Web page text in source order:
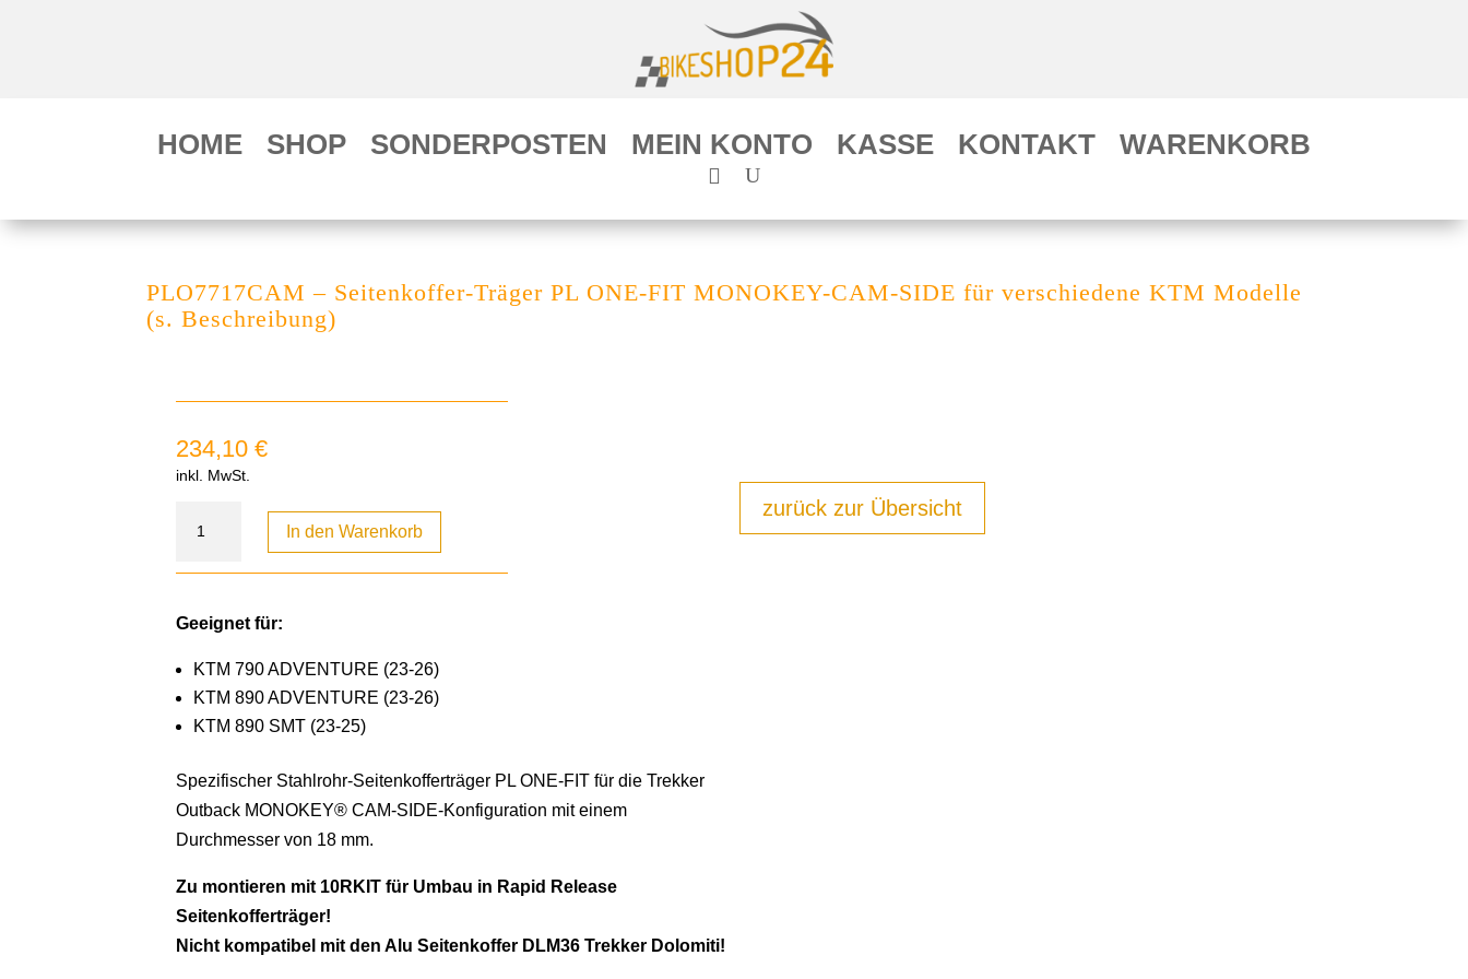
HOME SHOP SONDERPOSTEN MEIN KONTO KASSE KONTAKT WARENKORB
PLO7717CAM – Seitenkoffer-Träger PL ONE-FIT MONOKEY-CAM-SIDE für verschiedene KTM Modelle
(s. Beschreibung)
234,10€
inkl. MwSt.
In den Warenkorb
Geeignet für:
KTM 790 ADVENTURE (23-26)
KTM 890 ADVENTURE (23-26)
KTM 890 SMT (23-25)
Spezifischer Stahlrohr-Seitenkofferträger PL ONE-FIT für die Trekker
Outback MONOKEY® CAM-SIDE-Konfiguration mit einem
Durchmesser von 18 mm.
Zu montieren mit 10RKIT für Umbau in Rapid Release
Seitenkofferträger!
Nicht kompatibel mit den Alu Seitenkoffer DLM36 Trekker Dolomiti!
zurück zur Übersicht